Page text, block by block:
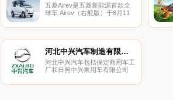
五菱Airev是五菱新能源首款全
球车 Airev（右舵版）于8月11
轴版……
河北中兴汽车制造有限公司
河北中兴汽车包括保定商用车工
厂和日照中兴乘用车有限公司